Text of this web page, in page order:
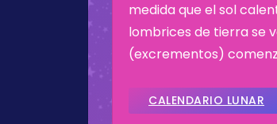
medida que el sol
lombrices de tierra se
(excrementos)
CALENDARIO LUNAR